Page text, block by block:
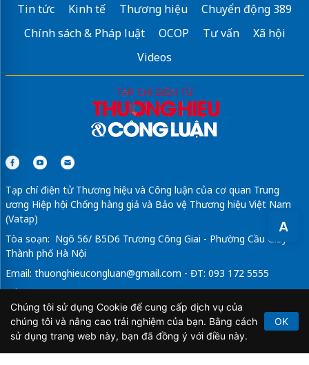
A
Tin tức Kinh tế Thương hiệu
Chuyển động 389
Chính sách & Pháp luật
OCOP Tư vấn
Xã hội
Videos
Tạp chí điện tử Thương hiệu và Công luận của cơ quan Trung
ương Hiệp hội Chống hàng giả và Bảo vệ Thương hiệu Việt Nam
(Vatap)
Tòa soạn: Ngõ 56/ B5D6 Trương Công Giai - Phường Cầu Giấy -
Thành phố Hà Nội
Email: thuonghieucongluan@gmail.com - ĐT: 093 172 5555
Tổng Biên Tập: Vũ Đức Thuận
Giấy phép hoạt động báo chí điện tử số 64/GP-BTTTT do Bộ
Thông tin và Truyền thông cấp ngày 21/2/2020.
Chúng tôi sử dụng Cookie để cung cấp dịch vụ của
chúng tôi và nâng cao trải nghiệm của bạn. Bằng cách
sử dụng trang web này, bạn đã đồng ý với điều này.
OK